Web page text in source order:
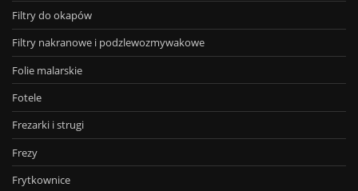
Filtry do okapów
Filtry nakranowe i podzlewozmywakowe
Folie malarskie
Fotele
Frezarki i strugi
Frezy
Frytkownice